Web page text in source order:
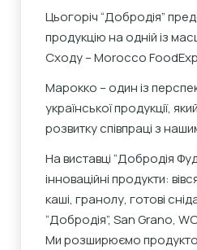
Цьогоріч “Добродія”
продукцію на одній із
Сходу – Morocco
Марокко – один із
української продукції,
розвитку співпраці з
На виставці “Добродія
інноваційні продукти:
каші, гранолу, готові
“Добродія”, San Grano,
Ми розширюємо